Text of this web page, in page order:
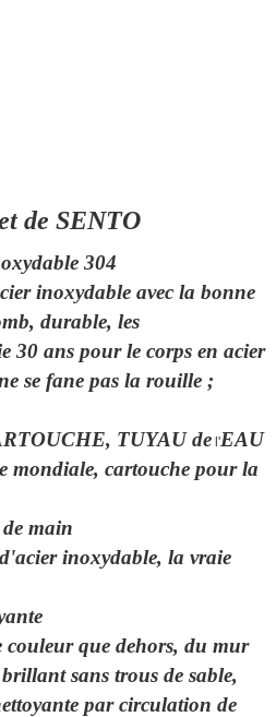
de SENTO
304
inoxydable avec la bonne
durable, les
30 ans pour le corps en acier
se fane pas la rouille ;
TUYAU de l'EAU
mondiale, cartouche pourla
main
inoxydable, la vraie
que dehors, du mur
sans trous de sable,
par circulation de